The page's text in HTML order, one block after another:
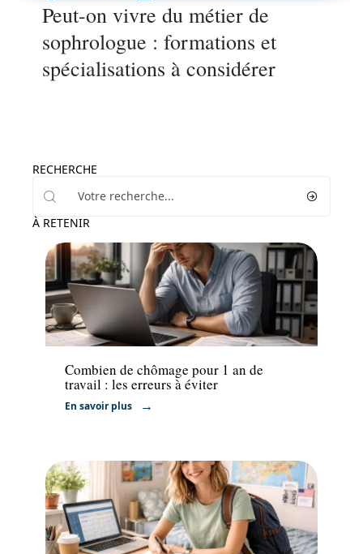
Peut-on vivre du métier de
sophrologue : formations et
spécialisations à considérer
RECHERCHE
À RETENIR
Emploi
Combien de chômage pour 1 an de
travail : les erreurs à éviter
En savoir plus
Formation